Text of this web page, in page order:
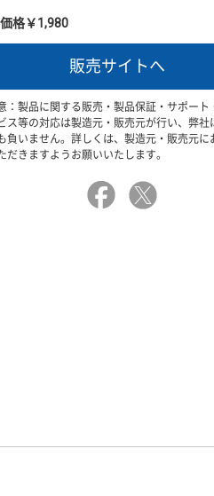
格￥1,980
販売サイトへ
：製品に関する販売・製品保証・サポート
ス等の対応は製造元・販売元が行い、弊社
負いません。詳しくは、製造元・販売元に
だきますようお願いいたします。